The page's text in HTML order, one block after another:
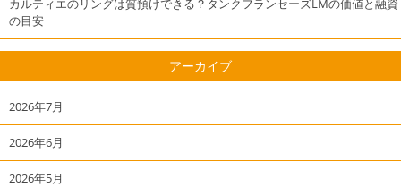
の目安
アーカイブ
2026年7月
2026年6月
2026年5月